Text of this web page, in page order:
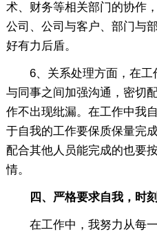
术、财务等相关部门的协作
公司、公司与客户、部门与
好有力后盾。
6、关系处理方面，在工
与同事之间加强沟通，密切
作不出现纰漏。在工作中我
于自我的工作要保质保量完
配合其他人员能完成的也要
情。
四、严格要求自我，时
在工作中，我努力从每一